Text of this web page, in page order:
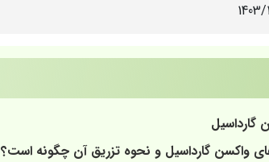
1403/
گارداسیل
واکسن گارداسیل و نحوه تزریق آن چگونه است؟